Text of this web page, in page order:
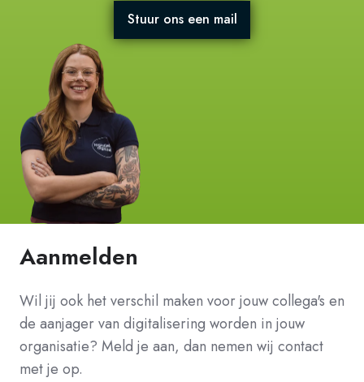
Stuur ons een mail
Aanmelden
Wil jij ook het verschil maken voor jouw collega's en
de aanjager van digitalisering worden in jouw
organisatie? Meld je aan, dan nemen wij contact
met je op.